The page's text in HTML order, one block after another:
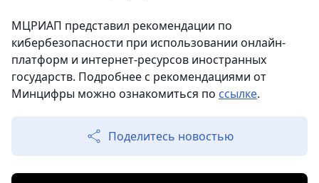
МЦРИАП представил рекомендации по
кибербезопасности при использовании онлайн-
платформ и интернет-ресурсов иностранных
государств. Подробнее с рекомендациями от
Минцифры можно ознакомиться по ссылке.
Поделитесь новостью